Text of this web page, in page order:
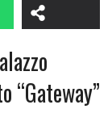
“Gateway”